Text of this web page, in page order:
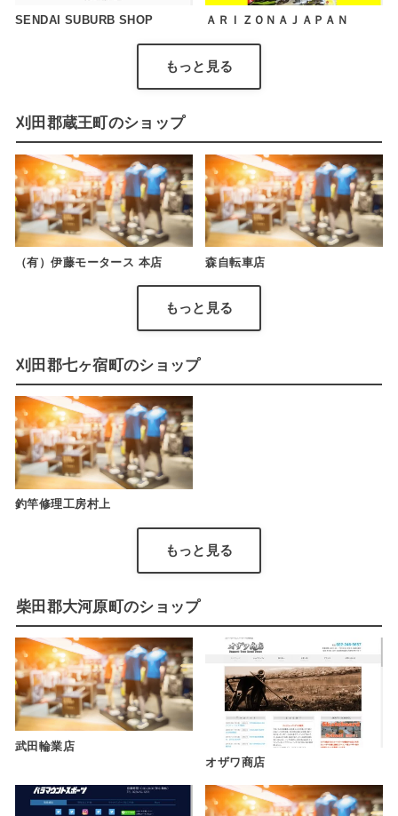
SENDAI SUBURB SHOP ＡＲＩＺＯＮＡＪＡＰＡＮ
もっと見る
刈田郡蔵王町のショップ
（有）伊藤モータース 本店 森自転車店
もっと見る
刈田郡七ヶ宿町のショップ
釣竿修理工房村上
もっと見る
柴田郡大河原町のショップ
武田輪業店
オザワ商店